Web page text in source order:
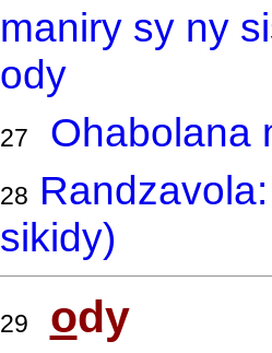
maniry sy ny
ody
27 Ohabolana
28
sikidy)
29 ody